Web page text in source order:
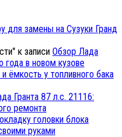
для замены на Сузуки Гранд
к записи Обзор Лада
года в новом кузове
ёмкость у топливного бака
Гранта 87 л.с. 21116:
ремонта
головки блока
руками